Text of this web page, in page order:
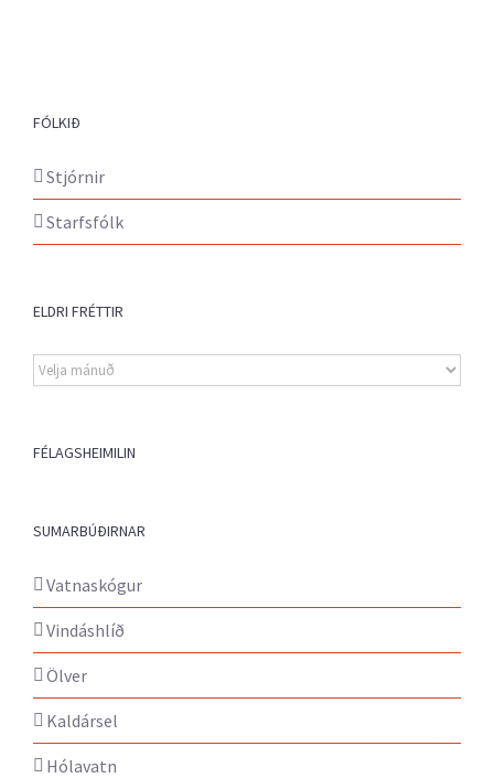
FÓLKIÐ
Stjórnir
Starfsfólk
ELDRI FRÉTTIR
Eldri
fréttir
FÉLAGSHEIMILIN
SUMARBÚÐIRNAR
Vatnaskógur
Vindáshlíð
Ölver
Kaldársel
Hólavatn